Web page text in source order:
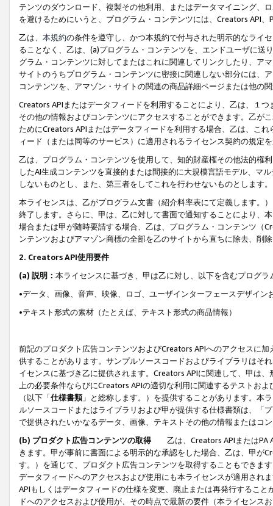
テンツのダウンロード、複製その他利用、またはデータマイニング、
を避けるためにいうと、プログラム・コンテンツには、Creators API
乙は、 本規約の条件を遵守し、かつ本規約で付与された明示的なライ
ることなく、乙は、(a)プログラム・コンテンツを、エンドユーザに
グラム・コンテンツに対してまたはこれに関連してリンクしたり、ア
サイトのうちプログラム・コンテンツに密接に関連しない部分には、
コンテンツを、アマゾン・サイトの関連の商品詳細ページまたは他の
Creators APIまたはデータフィードを利用することにより、乙は、１
その他の情報およびコンテンツにアクセスすることができます。乙が
ためにCreators APIまたはデータフィードを利用する場合、乙は、こ
ィード（または同等のサービス）に適用されるライセンス契約の規定
乙は、プログラム・コンテンツを使用して、知的財産権その他法的権
したAI生成コンテンツを直接的または間接的に大規模言語モデル、マ
しないものとし、また、第三者をしてこれを行わせないものとします。
本ライセンスは、乙がプログラム文書（紹介料率表にて定義します。
終了します。さらに、甲は、乙に対して書面で通知することにより、
場合または甲が随時要請する場合、乙は、プログラム・コンテンツ（
ンテンツおよびアマゾン商標の全部を乙のサイトから直ちに除去、削
2. Creators API使用要件
(a) 説明： 本ライセンスに基づき、甲は乙に対し、以下を含むプログ
•データ、画像、音声、映像、ロゴ、ユーザインターフェースデザイ
•テキスト形式の素材（たとえば、テキスト形式の商品情報）
前記のプロダクト広告コンテンツおよびCreators APIへのアクセスに
供することがあります。サンプルソースコードおよびライブラリはそ
イセンスに基づき乙に提供されます。Creators APIに関連して、甲は
上の必要条件ならびにCreators APIの適切な利用に関連するテストお
（以下「仕様書類」と総称します。）を提供することがあります。本
ルソースコードまたはライブラリおよび甲が提供する仕様書類は、「
で提供されたいかなるデータ、画像、テキストその他の情報またはコ
(b) プロダクト広告コンテンツの取得
乙は、Creators APIまたはPA
きます。甲が事前に書面による明示的な承認をした場合、乙は、甲が
す。）を通じて、プロダクト広告コンテンツを取得することもできま
データフィードへのアクセスおよび使用にも本ライセンスが適用され
APIもしくはデータフィードの仕様を変更、廃止または再発行するこ
ドへのアクセスおよび使用が、その時点で最新の要件（本ライセン